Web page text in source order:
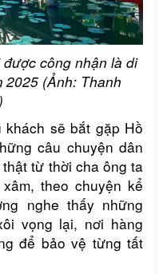
công nhận là di
(Ảnh: Thanh
sẽ bắt gặp Hồ
câu chuyện dân
từ thời cha ông ta
theo chuyện kể
nghe thấy những
vọng lại, nơi hàng
để bảo vệ từng tất